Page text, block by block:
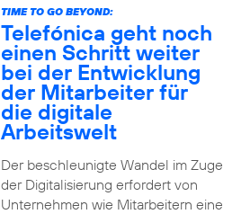
TIME TO GO BEYOND:
Telefónica geht noch
einen Schritt weiter
bei der Entwicklung
der Mitarbeiter für
die digitale
Arbeitswelt
Der beschleunigte Wandel im Zuge
der Digitalisierung erfordert von
Unternehmen wie Mitarbeitern eine